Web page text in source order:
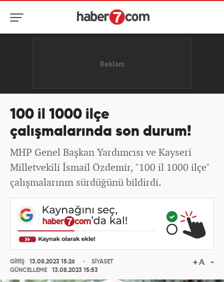
100 il 1000 ilçe
çalışmalarında son durum!
MHP Genel Başkan Yardımcısı ve Kayseri
Milletvekili İsmail Özdemir, "100 il 1000 ilçe"
çalışmalarının sürdüğünü bildirdi.
GİRİŞ
13.08.2023 15:26
GÜNCELLEME
13.08.2023 15:53
SİYASET